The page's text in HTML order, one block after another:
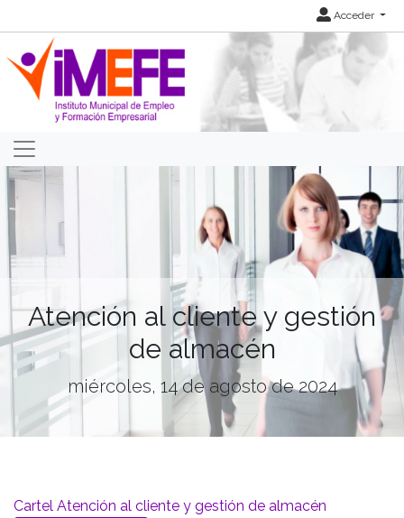
Acceder
Atención al cliente y gestión
de almacén
miércoles, 14 de agosto de 2024
Cartel Atención al cliente y gestión de almacén